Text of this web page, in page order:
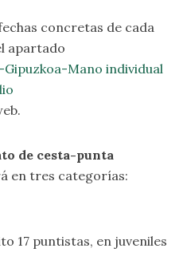
concretas de cada
apartado
Mano individual
de cesta-punta
en tres categorías:
17 puntistas, en juveniles